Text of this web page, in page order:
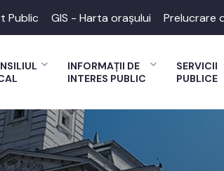
Public GIS - Harta orașului Prelucrare
INFORMAȚII DE
INTERES PUBLIC
SERVICII
PUBLICE